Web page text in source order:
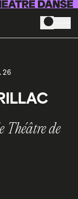
Théâtre de